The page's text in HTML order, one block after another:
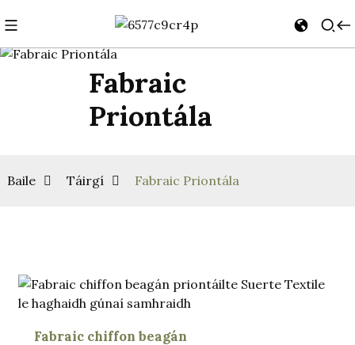
Fabraic
Priontála
Baile Táirgí Fabraic Priontála
Fabraic chiffon beagán